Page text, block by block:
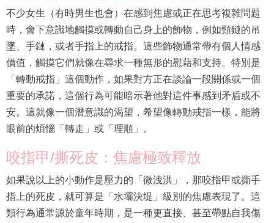
不少女生（有時男生也會）在感到焦慮或正在思考複雜問題
時，會下意識地觸摸或轉動自己身上的飾物，例如頸鏈的吊
墜、手鏈，或者手指上的戒指。這些飾物通常帶有個人情感
價值，觸摸它們就像在尋求一種無形的慰藉和支持。特別是
「轉動戒指」這個動作，如果對方正在談論一段關係或一個
重要的承諾，這個行為可能暗示著他對這件事感到矛盾或不
安。這就像一個潛意識的渴望，希望像轉動戒指一樣，能將
眼前的煩惱「轉走」或「理順」。
咬指甲/撕死皮：焦慮極致釋放
如果說以上的小動作是壓力的「微洩洪」，那咬指甲或撕手
指上的死皮，就可算是「水壩決堤」級別的焦慮表現了。這
類行為通常源於童年時期，是一種更直接、甚至帶點自我傷